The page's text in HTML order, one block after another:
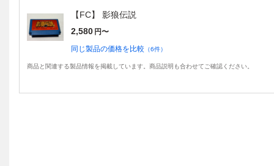
【FC】 影狼伝説
2,580 円〜
同じ製品の価格を比較 （6件）
商品と関連する製品情報を掲載しています。商品説明も合わせてご確認ください。